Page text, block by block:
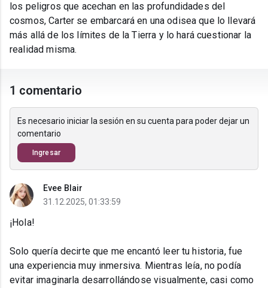
los peligros que acechan en las profundidades del
cosmos, Carter se embarcará en una odisea que lo llevará
más allá de los límites de la Tierra y lo hará cuestionar la
realidad misma.
1 comentario
Es necesario iniciar la sesión en su cuenta para poder dejar un
comentario
Ingresar
Evee Blair
31.12.2025, 01:33:59
¡Hola!
Solo quería decirte que me encantó leer tu historia, fue
una experiencia muy inmersiva. Mientras leía, no podía
evitar imaginarla desarrollándose visualmente, casi como